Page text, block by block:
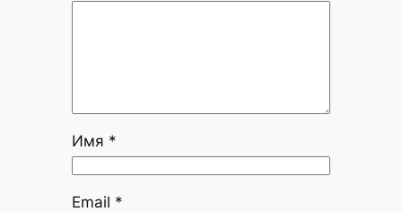
Имя *
Email *